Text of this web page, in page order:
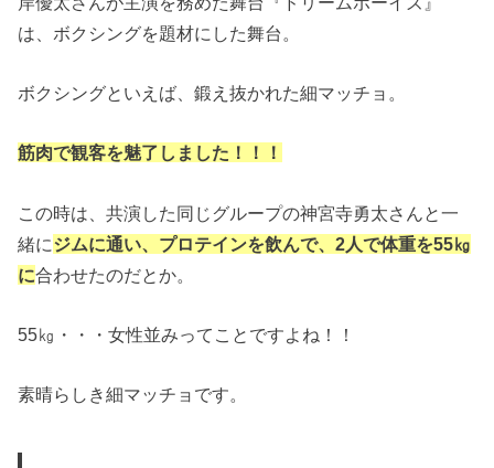
は、ボクシングを題材にした舞台。
ボクシングといえば、鍛え抜かれた細マッチョ。
筋肉で観客を魅了しました！！！
この時は、共演した同じグループの神宮寺勇太さんと一
緒にジムに通い、プロテインを飲んで、2人で体重を55㎏
に合わせたのだとか。
55㎏・・・女性並みってことですよね！！
素晴らしき細マッチョです。